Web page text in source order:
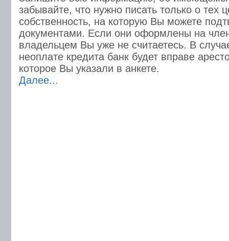
забывайте, что нужно писать только о тех
собственность, на которую Вы можете
документами. Если они оформлены на
владельцем Вы уже не считаетесь. В
неоплате кредита банк будет вправе
которое Вы указали в анкете.
Далее...